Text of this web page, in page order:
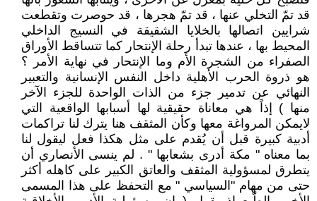
قد تمّ التخلي عنها ، قد تمّ هجرها ، قد حوصرت وتقطعت
شرايين اتصالها بالخلايا الشقيقة في النسيج الداخلي
المحيط بها ، عندها تبدأ رحلة الإنتحار كما تتساقط الأوراق
الصفراء من الشجرة الأم وما الإنتحار في نهاية الأمر ؟
هو ذروة الحرب الأهلية داخل النفس الإنسانية والتعبير
النهائي عن تدمير جزء من الذات الواحدة للجزء الآخر
منها ) إذاً هي معاناة حقيقية لها أسبابها الواقعية التي
لايمكن المرواغة معها وكأن المثقف هنا يترك لنا تراكمات
أدبية كبيرة قبل أن يُقدم على مثل هكذا فعل ليقول لنا
بما معناه " مكة أدرى بشعابها " . لم ينسى الأنصاري أن
يتطرق لمسؤولية المثقف والعاتق الكبير على كاهله أكثر
حتى من مهام "السياسي " مع التحفظ على هذا المسمى